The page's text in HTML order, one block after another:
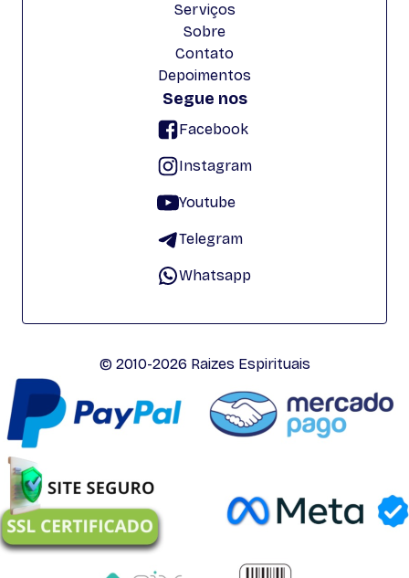
Serviços
Sobre
Contato
Depoimentos
Segue nos
Facebook
Instagram
Youtube
Telegram
Whatsapp
© 2010-2026 Raizes Espirituais